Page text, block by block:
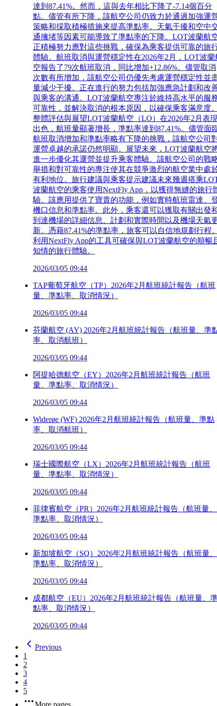
達到87.41%。然而，這與去年相比下降了-7.14個百分
點。儘管有所下降，該航空公司仍致力於通過加強運
策略和採取積極措施來提高準點率。天氣干擾和空中
通擁堵等因素可能導致了準點率的下降。LOT波蘭航
正積極努力應對這些挑戰，確保為乘客提供可靠的旅
體驗。航班取消與運營穩定性在2026年2月，LOT波蘭
空報告了79次航班取消，同比增加+12.86%。儘管取消
次數有所增加，該航空公司仍優先考慮運營穩定性並
量減少干擾。正在進行的努力包括加強應急計劃和改
與乘客的溝通。LOT波蘭航空專注於維持高水平的服
可靠性，並解決取消的根本原因，以確保乘客滿意度
整體評估與展望LOT波蘭航空（LO）在2026年2月表
出色，航班量顯著增長，準點率達到87.41%。儘管面
航班取消增加和準點率略有下降的挑戰，該航空公司
運營卓越的承諾仍然明顯。展望未來，LOT波蘭航空
進一步優化其運營並提升乘客體驗。該航空公司的戰
舉措和對可靠性的專注使其在競爭激烈的航空業中處
有利地位。旅行建議與乘客提示建議未來幾週搭乘
波蘭航空的乘客使用NextFly App，以獲得無縫的旅行
驗。該應用提供了寶貴的功能，例如實時航班雷達、
機口信息和準點率。此外，乘客還可以獲取有關出發
到達機場的詳細信息、計劃和實際時間以及機場天氣
新。憑藉87.41%的準點率，旅客可以自信地規劃行程
利用NextFly App的工具可確保與LOT波蘭航空的順暢
知情的旅行體驗。
2026/03/05 09:44
TAP葡萄牙航空（TP）2026年2月航班統計報告（航班
量、準點率、取消情況）
2026/03/05 09:44
芬蘭航空 (AY) 2026年2月航班統計報告（航班量、準
率、取消航班）
2026/03/05 09:44
阿提哈德航空（EY）2026年2月航班統計報告（航班
量、準點率、取消情況）
2026/03/05 09:44
Widerøe (WF) 2026年2月航班統計報告（航班量、準點
率、取消航班）
2026/03/05 09:44
瑞士國際航空（LX）2026年2月航班統計報告（航班
量、準點率、取消情況）
2026/03/05 09:44
菲律賓航空（PR）2026年2月航班統計報告（航班量、
準點率、取消情況）
2026/03/05 09:44
新加坡航空（SQ）2026年2月航班統計報告（航班量、
準點率、取消情況）
2026/03/05 09:44
成都航空（EU）2026年2月航班統計報告（航班量、
點率、取消情況）
2026/03/05 09:44
Previous
1
2
3
4
5
More pages